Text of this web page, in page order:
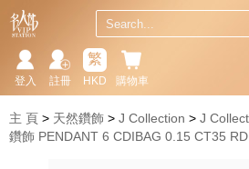
購物車
繁
HKD
註冊
登入
主 頁 天然鑽飾 J Collection
J
鑽飾 PENDANT 6 CDIBAG 0.15 CT35